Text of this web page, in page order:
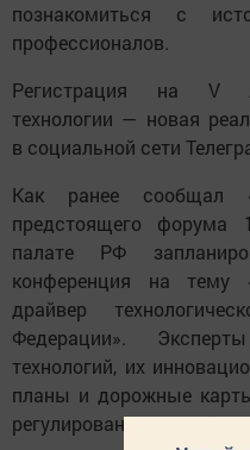
познакомиться с
профессионалов.
Регистрация на V
технологии — новая
в социальной сети
Как ранее сообщал
предстоящего форума
палате РФ
конференция на тему
драйвер
Федерации».
технологий, их
планы и дорожные
регулирования данной